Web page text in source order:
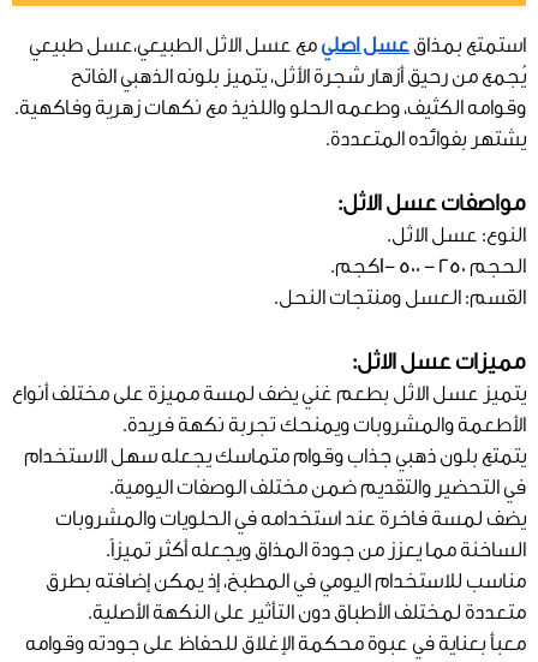
استمتع بمذاق عسل اصلي مع عسل الاثل الطبيعي،عسل طبيعي
يُجمع من رحيق أزهار شجرة الأثل، يتميز بلونه الذهبي الفاتح
وقوامه الكثيف، وطعمه الحلو واللذيذ مع نكهات زهرية وفاكهية.
يشتهر بفوائده المتعددة.
مواصفات عسل الاثل:
النوع: عسل الاثل.
الحجم 250 - 500 -1كجم.
القسم: العسل ومنتجات النحل.
مميزات عسل الاثل:
يتميز عسل الاثل بطعم غني يضف لمسة مميزة على مختلف أنواع
الأطعمة والمشروبات ويمنحك تجربة نكهة فريدة.
يتمتع بلون ذهبي جذاب وقوام متماسك يجعله سهل الاستخدام
في التحضير والتقديم ضمن مختلف الوصفات اليومية.
يضف لمسة فاخرة عند استخدامه في الحلويات والمشروبات
الساخنة مما يعزز من جودة المذاق ويجعله أكثر تميزاً.
مناسب للاستخدام اليومي في المطبخ، إذ يمكن إضافته بطرق
متعددة لمختلف الأطباق دون التأثير على النكهة الأصلية.
معبأ بعناية في عبوة محكمة الإغلاق للحفاظ على جودته وقوامه